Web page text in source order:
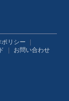
リシー
お問い合わせ